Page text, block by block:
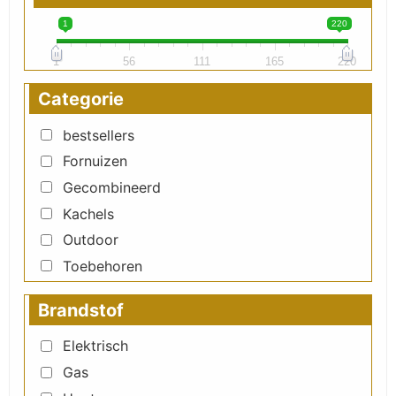
1 220
1 56 111 165 220
Categorie
bestsellers
Fornuizen
Gecombineerd
Kachels
Outdoor
Toebehoren
Brandstof
Elektrisch
Gas